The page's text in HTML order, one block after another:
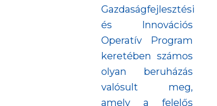
Gazdaságfejlesztési
és Innovációs
Operatív Program
keretében számos
olyan beruházás
valósult meg,
amely a felelős